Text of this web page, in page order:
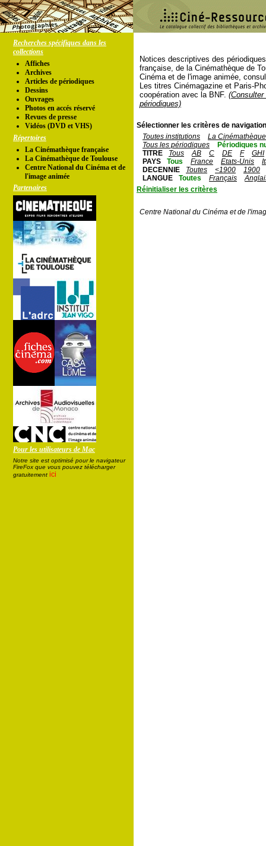
Recherches spécifiques dans les
collections
Affiches
Archives
Articles de périodiques
Dessins
Ouvrages
Photos en accés réservé
Revues de presse
Vidéos (DVD et VHS)
Répertoires
La Cinémathèque française
La Cinémathèque de Toulouse
Centre National du Cinéma et de
l'image animée
Partenaires
Pour les utilisateurs de Mac
Notre site est optimisé pour le navigateur
FireFox que vous pouvez télécharger
gratuitement ici
Notices descriptives des
française, de la Cinémathèque de
Cinéma et de l'image animée,
Les titres Cinémagazine et Paris-
coopération avec la BNF.
périodiques)
Sélectionner les critères de
Toutes institutions
La
Tous les périodiques
Périodiques
TITRE
Tous AB C DE F
GHI
PAYS
Tous France Etats-Unis
DECENNIE
Toutes <1900
1900
LANGUE
Toutes Français
Réinitialiser les critères
Centre National du Cinéma et de